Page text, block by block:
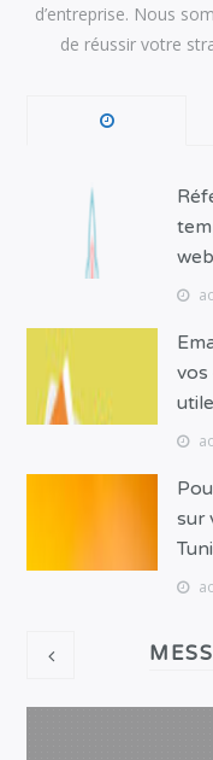
d’entreprise. Nous
de réussir votre
vos
sur